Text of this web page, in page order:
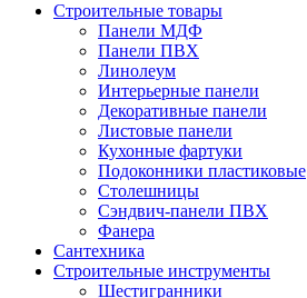
Строительные товары
Панели МДФ
Панели ПВХ
Линолеум
Интерьерные панели
Декоративные панели
Листовые панели
Кухонные фартуки
Подоконники пластиковые
Столешницы
Сэндвич-панели ПВХ
Фанера
Сантехника
Строительные инструменты
Шестигранники